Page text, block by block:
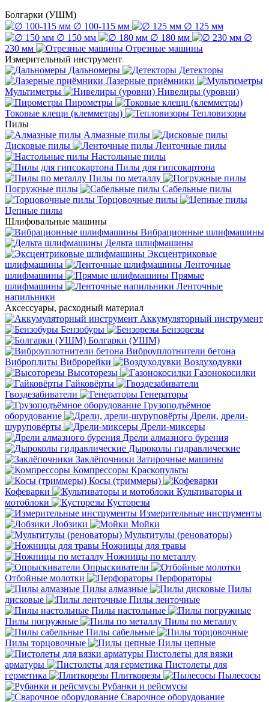
Болгарки (УШМ)
∅ 100-115 мм
∅ 125 мм
∅ 150 мм
∅ 180 мм
∅
230 мм
Отрезные машины
Измерительный инструмент
Дальномеры
Детекторы
Лазерные приёмники
Мультиметры
Нивелиры (уровни)
Пирометры
Токовые клещи (клемметры)
Тепловизоры
Пилы
Алмазные пилы
Дисковые пилы
Ленточные пилы
Настольные пилы
Пилы для гипсокартона
Пилы по металлу
Погружные пилы
Сабельные пилы
Торцовочные пилы
Цепные пилы
Шлифовальные машины
Вибрационные шлифмашины
Дельта шлифмашины
Эксцентриковые
шлифмашины
Ленточные
шлифмашины
Прямые
шлифмашины
Ленточные
напильники
Аксессуары, расходный материал
Аккумуляторный инструмент
Бензобуры
Бензорезы
Болгарки (УШМ)
Виброуплотнители бетона
Виброплиты Виброрейки
Воздуходувки
Высоторезы
Газонокосилки
Гайковёрты
Гвоздезабиватели
Генераторы
Грузоподъёмное
оборудование
Дрели, дрели-
шуруповёрты
Дрели-миксеры
Дрели алмазного бурения
Дыроколы гидравлические
Заклёпочники Затирочные машины
Компрессоры Краскопульты
Косы (триммеры)
Кофеварки
Культиваторы и
мотоблоки
Кусторезы
Измерительные инструменты
Лобзики
Мойки
Мультитулы (реноваторы)
Ножницы для травы
Ножницы по металлу
Опрыскиватели
Отбойные молотки
Перфораторы
Пилы алмазные
Пилы
дисковые
Пилы ленточные
Пилы настольные
Пилы погружные
Пилы по металлу
Пилы сабельные
Пилы торцовочные
Пилы цепные
Пистолеты для вязки
арматуры
Пистолеты для
герметика
Плиткорезы
Пылесосы
Рубанки и рейсмусы
Сварочное оборудование